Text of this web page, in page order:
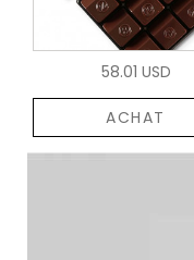
58.01 USD
ACHAT